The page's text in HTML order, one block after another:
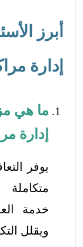
أبرز
إدارة
ما هي
إدارة
يوفر
خدمة
ويقلل